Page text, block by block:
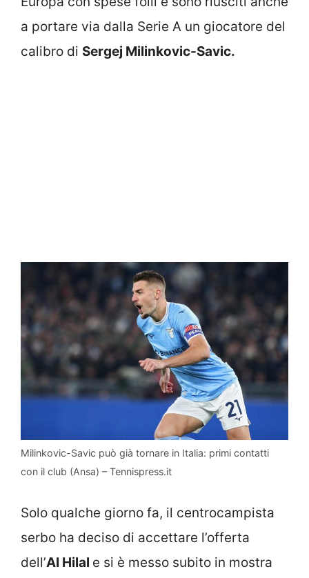
a portare via dalla Serie A un giocatore del
calibro di Sergej Milinkovic-Savic.
Milinkovic-Savic può già tornare in Italia: primi contatti
con il club (Ansa) – Tennispress.it
Solo qualche giorno fa, il centrocampista
serbo ha deciso di accettare l’offerta
dell’Al Hilal e si è messo subito in mostra